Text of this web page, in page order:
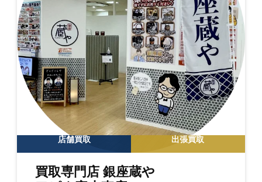
店舗買取 出張買取
買取専門店 銀座蔵や